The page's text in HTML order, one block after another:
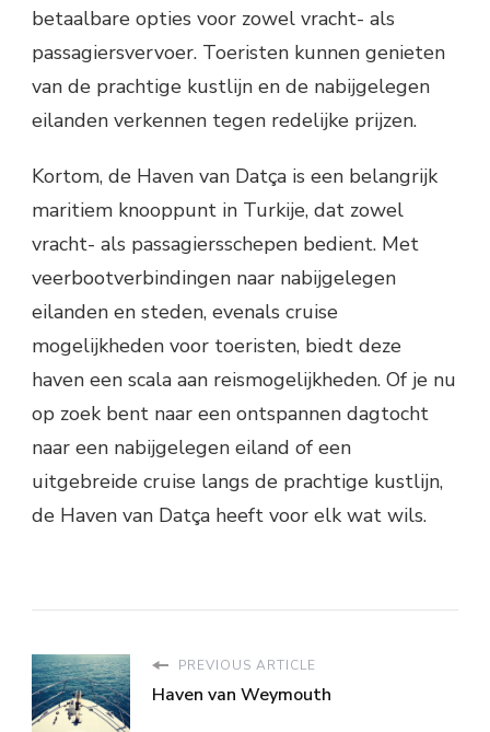
betaalbare opties voor zowel vracht- als
passagiersvervoer. Toeristen kunnen genieten
van de prachtige kustlijn en de nabijgelegen
eilanden verkennen tegen redelijke prijzen.
Kortom, de Haven van Datça is een belangrijk
maritiem knooppunt in Turkije, dat zowel
vracht- als passagiersschepen bedient. Met
veerbootverbindingen naar nabijgelegen
eilanden en steden, evenals cruise
mogelijkheden voor toeristen, biedt deze
haven een scala aan reismogelijkheden. Of je nu
op zoek bent naar een ontspannen dagtocht
naar een nabijgelegen eiland of een
uitgebreide cruise langs de prachtige kustlijn,
de Haven van Datça heeft voor elk wat wils.
PREVIOUS ARTICLE
Haven van Weymouth